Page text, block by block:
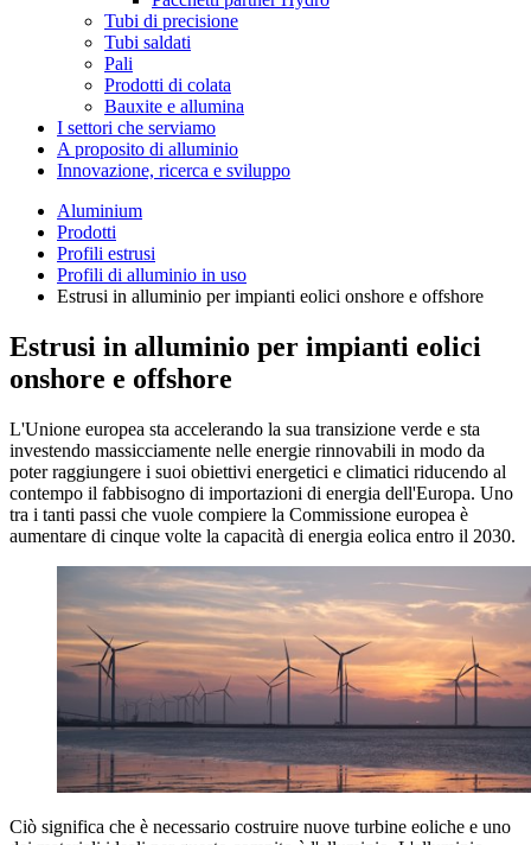
Tubi di precisione
Tubi saldati
Pali
Prodotti di colata
Bauxite e allumina
I settori che serviamo
A proposito di alluminio
Innovazione, ricerca e sviluppo
Aluminium
Prodotti
Profili estrusi
Profili di alluminio in uso
Estrusi in alluminio per impianti eolici onshore e offshore
Estrusi in alluminio per impianti eolici
onshore e offshore
L'Unione europea sta accelerando la sua transizione verde e sta
investendo massicciamente nelle energie rinnovabili in modo da
poter raggiungere i suoi obiettivi energetici e climatici riducendo al
contempo il fabbisogno di importazioni di energia dell'Europa. Uno
tra i tanti passi che vuole compiere la Commissione europea è
aumentare di cinque volte la capacità di energia eolica entro il 2030.
Ciò significa che è necessario costruire nuove turbine eoliche e uno